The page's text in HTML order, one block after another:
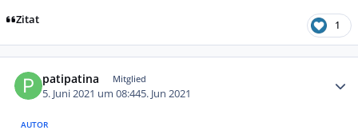
Zitat 1
patipatina Mitglied
5. Juni 2021 um 08:445. Jun 2021
AUTOR